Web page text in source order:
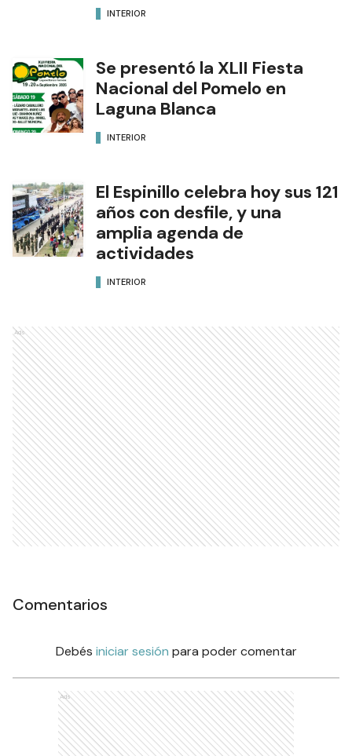
INTERIOR
Se presentó la XLII Fiesta
Nacional del Pomelo en
Laguna Blanca
INTERIOR
El Espinillo celebra hoy sus 121
años con desfile, y una
amplia agenda de
actividades
INTERIOR
Ads
Comentarios
Debés iniciar sesión para poder comentar
Ads